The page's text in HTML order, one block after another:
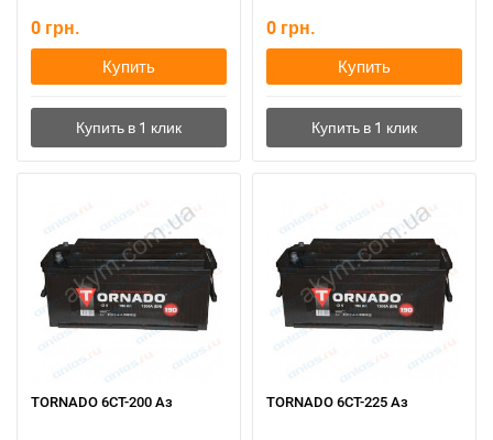
0 грн.
Купить
0 грн.
Купить
TORNADO 6СТ-200 Аз TORNADO 6СТ-225 Аз